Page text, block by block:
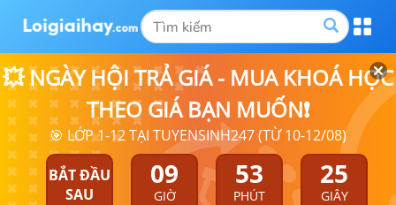
💥 NGÀY HỘI TRẢ GIÁ - MUA KHOÁ HỌC
THEO GIÁ BẠN MUỐN❗
🎯 LỚP 1-12 TẠI TUYENSINH247 (TỪ 10-12/08)
BẮT ĐẦU
SAU
09
GIỜ
53
PHÚT
25
GIÂY